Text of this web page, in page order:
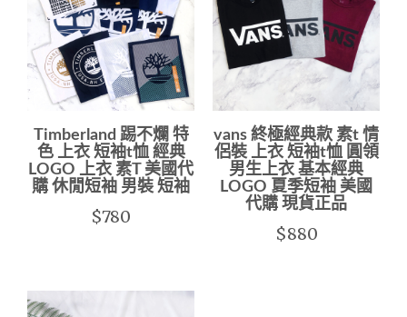
Timberland 踢不爛 特
色 上衣 短袖t恤 經典
LOGO 上衣 素T 美國代
購 休閒短袖 男裝 短袖
$780
vans 終極經典款 素t 情
侶裝 上衣 短袖t恤 圓領
男生上衣 基本經典
LOGO 夏季短袖 美國
代購 現貨正品
$880